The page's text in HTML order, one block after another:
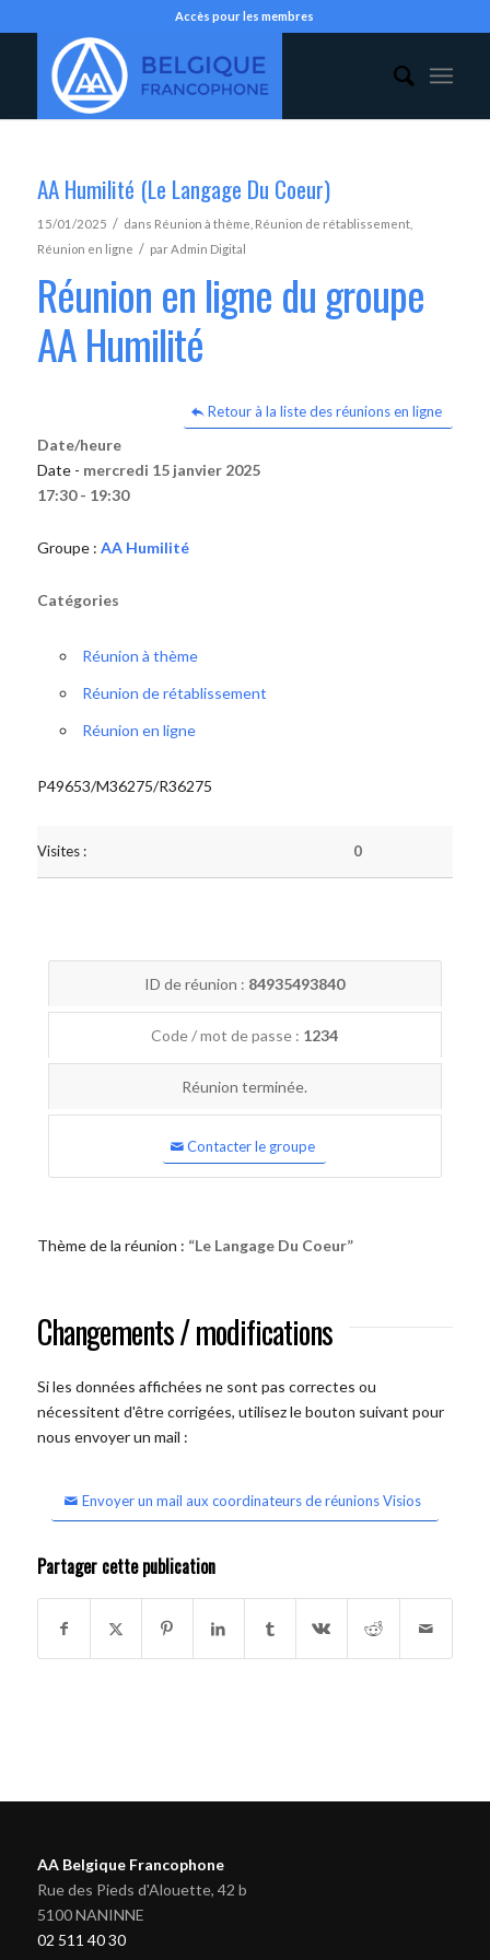
Accès pour les membres
AA Humilité (Le Langage Du Coeur)
15/01/2025 / dans Réunion à thème Réunion de rétablissement,
Réunion en ligne / parAdmin Digital
Réunion en ligne du groupe
AA Humilité
Retour à la liste des réunions en ligne
Date/heure
Date - mercredi 15 janvier 2025
17:30 - 19:30
Groupe : AA Humilité
Catégories
Réunion à thème
Réunion de rétablissement
Réunion en ligne
P49653/M36275/R36275
Visites : 0
ID de réunion : 84935493840
Code / mot de passe : 1234
Réunion terminée.
Contacter le groupe
Thème de la réunion : “Le Langage Du Coeur”
Changements / modifications
Si les données affichées ne sont pas correctes ou
nécessitent d'être corrigées, utilisez le bouton suivant pour
nous envoyer un mail :
Envoyer un mail aux coordinateurs de réunions Visios
Partager cette publication
AA Belgique Francophone
Rue des Pieds d'Alouette, 42 b
5100 NANINNE
02 511 40 30